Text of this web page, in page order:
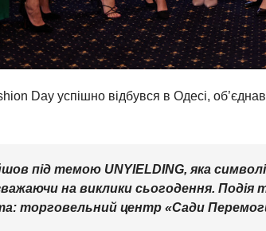
Day успішно відбувся в Одесі,
під темою UNYIELDING, яка
на виклики сьогодення. Подія
торговельний центр «Сади